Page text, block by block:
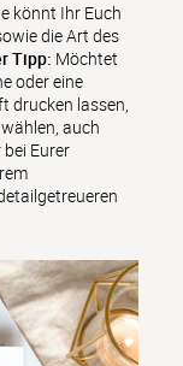
könnt Ihr Euch
die Art des
Tipp: Möchtet
oder eine
drucken lassen,
auch
Eurer